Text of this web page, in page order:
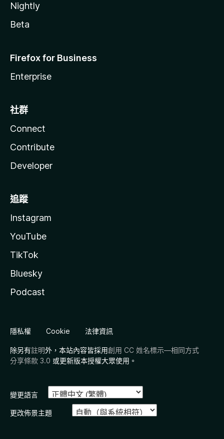
Nightly
Beta
Firefox for Business
Enterprise
社群
Connect
Contribute
Developer
追蹤
Instagram
YouTube
TikTok
Bluesky
Podcast
隱私權 Cookie 法律資訊
除另有註明外，本站內容皆採用創用 CC 姓名標示—相同方式
分享條款 3.0 或更新版本授權大眾使用。
變更語言
更改佈景主題